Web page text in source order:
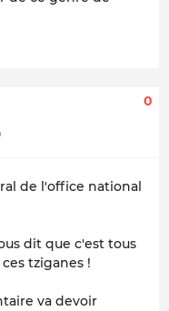
0
de l'office national
dit que c'est tous
tziganes !
va devoir